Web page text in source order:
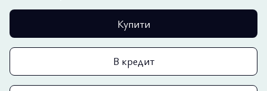
Купити
В кредит